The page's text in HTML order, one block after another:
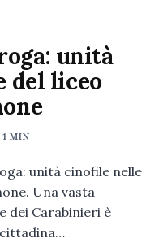
unità
del liceo
1 MIN
unità cinofile nelle
Una vasta
dei Carabinieri è